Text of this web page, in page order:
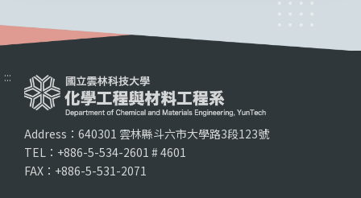
:::
Address：640301 雲林縣斗六市大學路3段123號
TEL：+886-5-534-2601 # 4601
FAX：+886-5-531-2071